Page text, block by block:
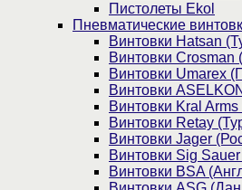
Пистолеты Ekol
Пневматические
Винтовки Hatsan
Винтовки
Винтовки Umarex
Винтовки
Винтовки Kral
Винтовки Retay
Винтовки Jager
Винтовки Sig
Винтовки BSA